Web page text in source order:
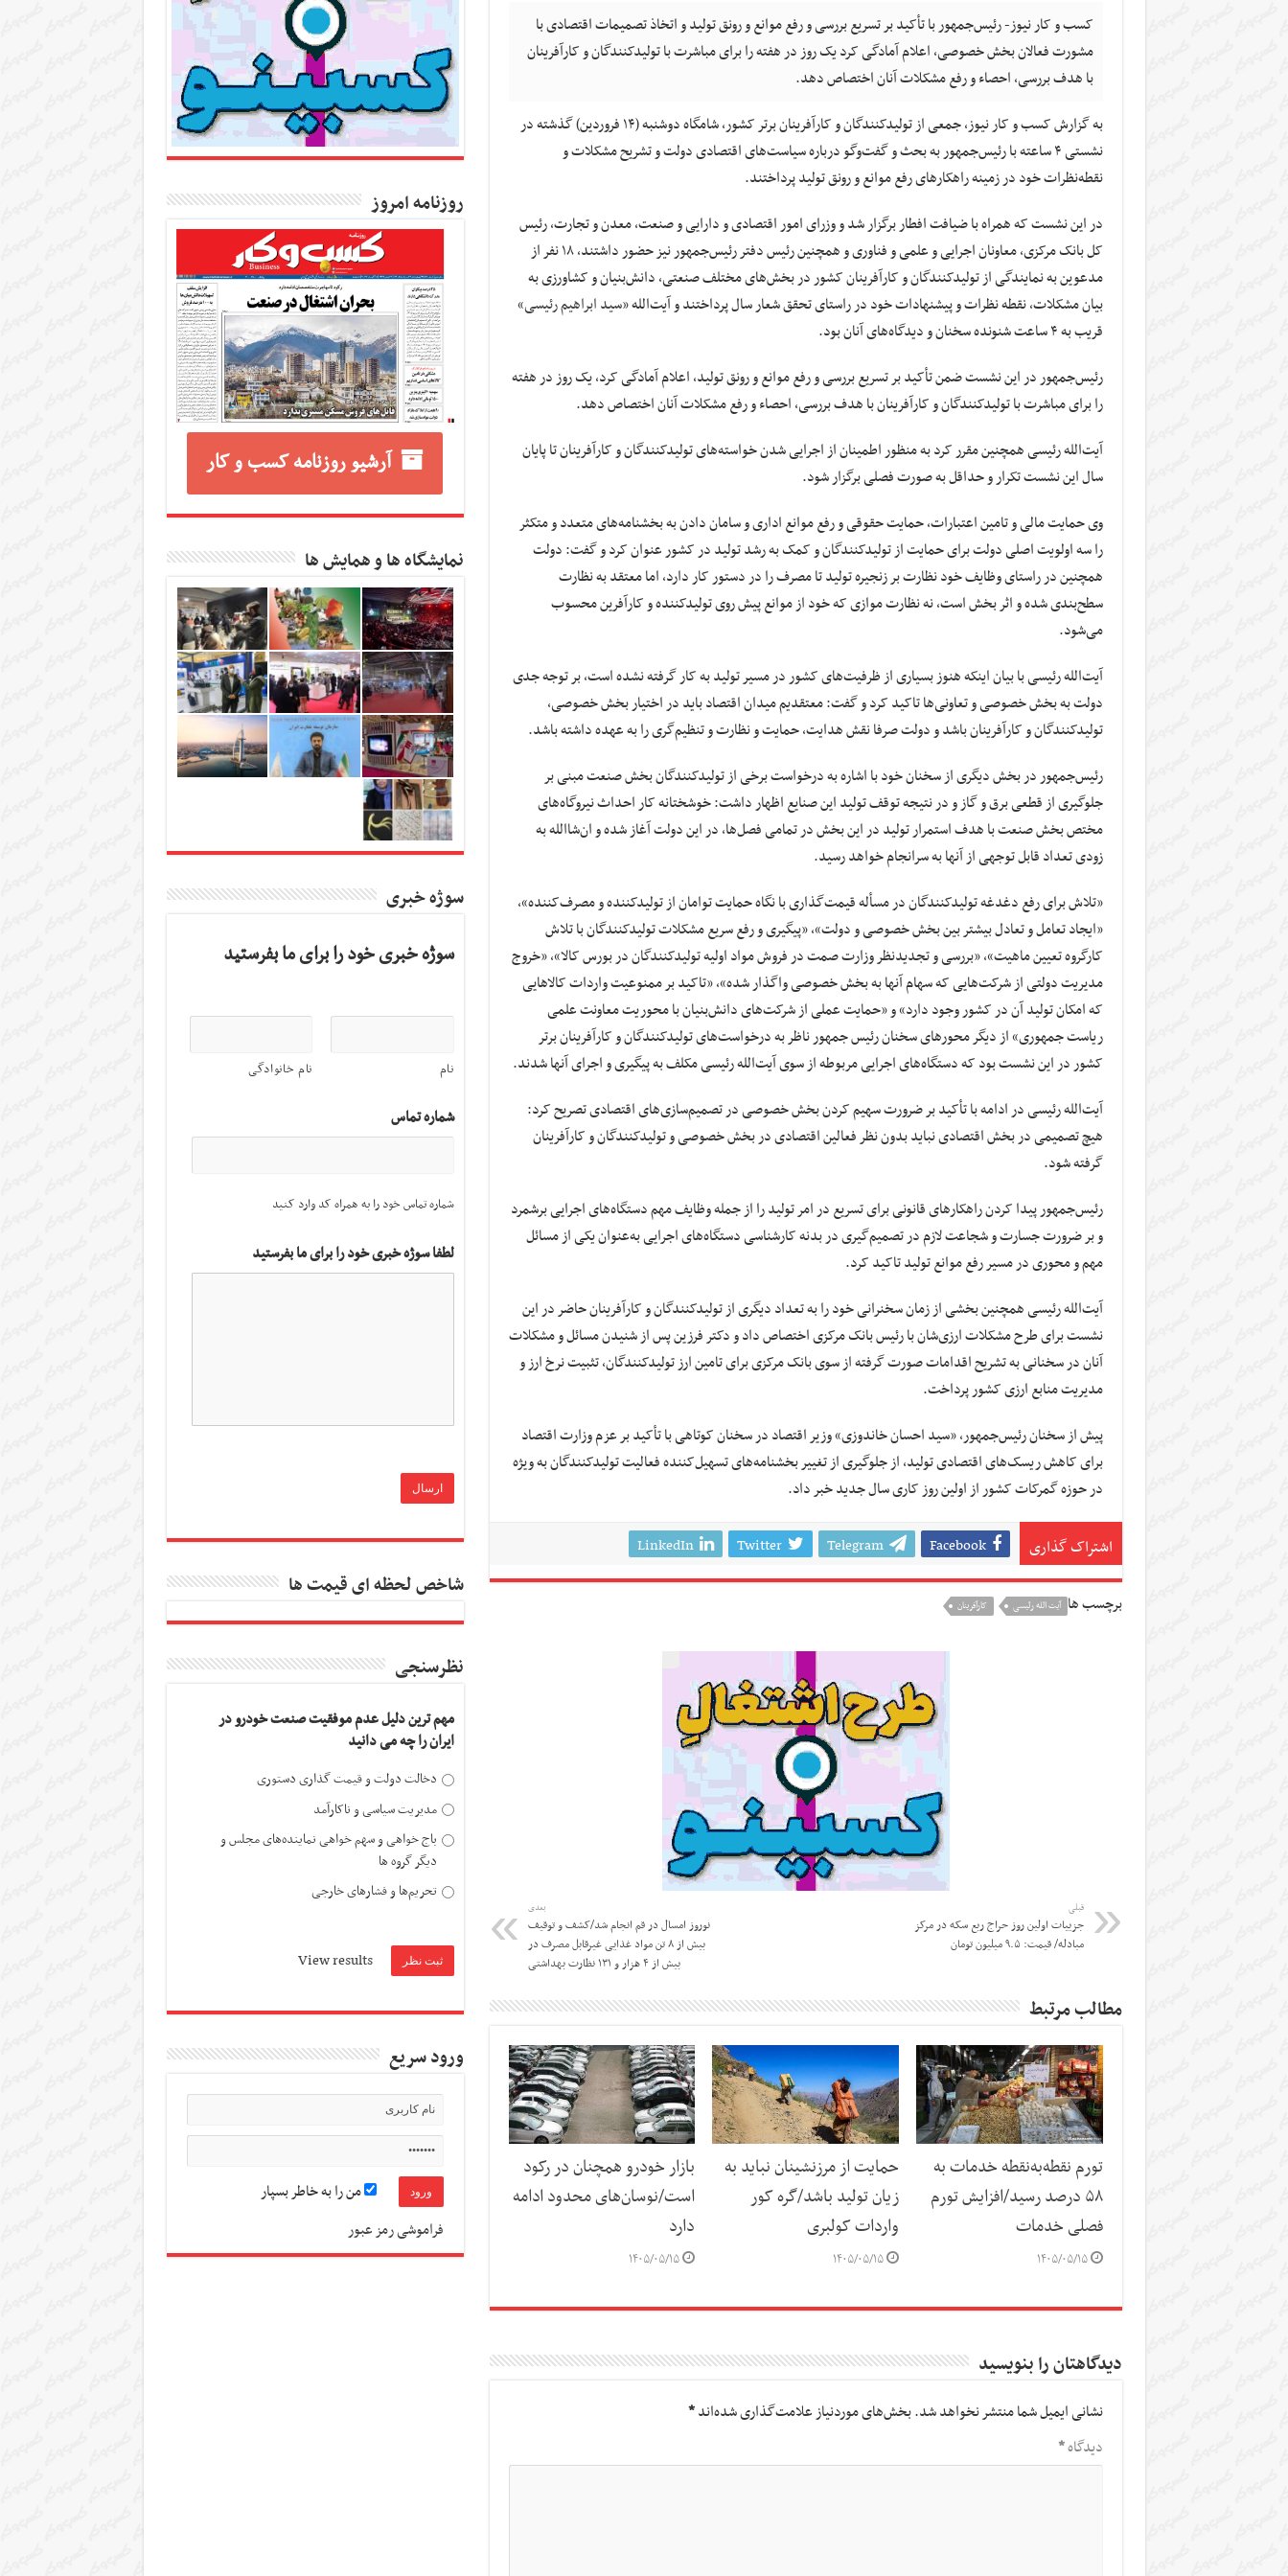
کسب و کار نیوز- رئیس‌جمهور با تأکید بر تسریع بررسی و رفع موانع و رونق تولید و اتخاذ تصمیمات اقتصادی با
مشورت فعالان بخش خصوصی، اعلام آمادگی کرد یک روز در هفته را برای مباشرت با تولیدکنندگان و کارآفرینان
با هدف بررسی، احصاء و رفع مشکلات آنان اختصاص دهد.
به گزارش کسب و کار نیوز، جمعی از تولیدکنندگان و کارآفرینان برتر کشور، شامگاه دوشنبه (۱۴ فروردین) گذشته در
نشستی ۴ ساعته با رئیس‌جمهور به بحث و گفت‌وگو درباره سیاست‌های اقتصادی دولت و تشریح مشکلات و
نقطه‌نظرات خود در زمینه راهکارهای رفع موانع و رونق تولید پرداختند.
در این نشست که همراه با ضیافت افطار برگزار شد و وزرای امور اقتصادی و دارایی و صنعت، معدن و تجارت، رئیس
کل بانک مرکزی، معاونان اجرایی و علمی و فناوری و همچنین رئیس دفتر رئیس‌جمهور نیز حضور داشتند، ۱۸ نفر از
مدعوین به نمایندگی از تولیدکنندگان و کارآفرینان کشور در بخش‌های مختلف صنعتی، دانش‌بنیان و کشاورزی به
بیان مشکلات، نقطه نظرات و پیشنهادات خود در راستای تحقق شعار سال پرداختند و آیت‌الله «سید ابراهیم رئیسی»
قریب به ۴ ساعت شنونده سخنان و دیدگاه‌های آنان بود.
رئیس‌جمهور در این نشست ضمن تأکید بر تسریع بررسی و رفع موانع و رونق تولید، اعلام آمادگی کرد، یک روز در هفته
را برای مباشرت با تولیدکنندگان و کارآفرینان با هدف بررسی، احصاء و رفع مشکلات آنان اختصاص دهد.
‌آیت‌الله رئیسی همچنین مقرر کرد به منظور اطمینان از اجرایی شدن خواسته‌های تولیدکنندگان و کارآفرینان تا پایان
سال این نشست تکرار و حداقل به صورت فصلی برگزار شود.
وی حمایت مالی و تامین اعتبارات، حمایت حقوقی و رفع موانع اداری و سامان دادن به بخشنامه‌های متعدد و متکثر
را سه اولویت اصلی دولت برای حمایت از تولیدکنندگان و کمک به رشد تولید در کشور عنوان کرد و گفت: دولت
همچنین در راستای وظایف خود نظارت بر زنجیره تولید تا مصرف را در دستور کار دارد، اما معتقد به نظارت
سطح‌بندی شده و اثر بخش است، نه نظارت موازی که خود از موانع پیش روی تولیدکننده و کارآفرین محسوب
می‌شود.
آیت‌الله رئیسی با بیان اینکه هنوز بسیاری از ظرفیت‌های کشور در مسیر تولید به کار گرفته نشده است، بر توجه جدی
دولت به بخش خصوصی و تعاونی‌ها تاکید کرد و گفت: معتقدیم میدان اقتصاد باید در اختیار بخش خصوصی،
تولیدکنندگان و کارآفرینان باشد و دولت صرفا نقش هدایت، حمایت و نظارت و تنظیم‌گری را به عهده داشته باشد.
رئیس‌جمهور در بخش دیگری از سخنان خود با اشاره به درخواست برخی از تولیدکنندگان بخش صنعت مبنی بر
جلوگیری از قطعی برق و گاز و در نتیجه توقف تولید این صنایع اظهار داشت: خوشختانه کار احداث نیروگاه‌های
مختص بخش صنعت با هدف استمرار تولید در این بخش در تمامی فصل‌ها، در این دولت آغاز شده و ان‌شاالله به
زودی تعداد قابل توجهی از آنها به سرانجام خواهد رسید.
«تلاش برای رفع دغدغه تولیدکنندگان در مسأله قیمت‌گذاری با نگاه حمایت توامان از تولیدکننده و مصرف‌کننده»،
«ایجاد تعامل و تعادل بیشتر بین بخش خصوصی و دولت»، «پیگیری و رفع سریع مشکلات تولیدکنندگان با تلاش
کارگروه تعیین ماهیت»، «بررسی و تجدیدنظر وزارت صمت در فروش مواد اولیه تولیدکنندگان در بورس کالا»، «خروج
مدیریت دولتی از شرکت‌هایی که سهام آنها به بخش خصوصی واگذار شده»، «تاکید بر ممنوعیت واردات کالاهایی
که امکان تولید آن در کشور وجود دارد» و «حمایت عملی از شرکت‌های دانش‌بنیان با محوریت معاونت علمی
ریاست جمهوری» از دیگر محورهای سخنان رئیس جمهور ناظر به درخواست‌های تولیدکنندگان و کارآفرینان برتر
کشور در این نشست بود که دستگاه‌های اجرایی مربوطه از سوی آیت‌الله رئیسی مکلف به پیگیری و اجرای آنها شدند.
‌آیت‌الله رئیسی در ادامه با تأکید بر ضرورت سهیم کردن بخش خصوصی در تصمیم‌سازی‌های اقتصادی تصریح کرد:
هیچ تصمیمی در بخش اقتصادی نباید بدون نظر فعالین اقتصادی در بخش خصوصی و تولیدکنندگان و کارآفرینان
گرفته شود.
رئیس‌جمهور پیدا کردن راهکارهای قانونی برای تسریع در امر تولید را از جمله وظایف مهم دستگاه‌های اجرایی برشمرد
و بر ضرورت جسارت و شجاعت لازم در تصمیم‌گیری در بدنه کارشناسی دستگاه‌های اجرایی به‌عنوان یکی از مسائل
مهم و محوری در مسیر رفع موانع تولید تاکید کرد.
آیت‌الله رئیسی همچنین بخشی از زمان سخنرانی خود را به تعداد دیگری از تولیدکنندگان و کارآفرینان حاضر در این
نشست برای طرح مشکلات ارزی‌شان با رئیس بانک مرکزی اختصاص داد و دکتر فرزین پس از شنیدن مسائل و مشکلات
آنان در سخنانی به تشریح اقدامات صورت گرفته از سوی بانک مرکزی برای تامین ارز تولیدکنندگان، تثبیت نرخ ارز و
مدیریت منابع ارزی کشور پرداخت.
پیش از سخنان رئیس‌جمهور، «سید احسان خاندوزی» وزیر اقتصاد در سخنان کوتاهی با تأکید بر عزم وزارت اقتصاد
برای کاهش ریسک‌های اقتصادی تولید، از جلوگیری از تغییر بخشنامه‌های تسهیل‌کننده فعالیت تولیدکنندگان به ویژه
در حوزه گمرکات کشور از اولین روز کاری سال جدید خبر داد.
اشتراک گذاری Facebook
Telegram
Twitter
LinkedIn
برچسب ها آیت الله رئیسی کارآفرینان
قبلی
جزییات اولین روز حراج ربع سکه در مرکز
مبادله/ قیمت: ۹.۵ میلیون تومان
بعدی
نوروز امسال در قم انجام شد/کشف و توقیف
بیش از ۸ تن مواد غذایی غیرقابل مصرف در
بیش از ۴ هزار و ۱۳۱ نظارت بهداشتی
مطالب مرتبط
تورم نقطه‌به‌نقطه خدمات به
۵۸ درصد رسید/افزایش تورم
فصلی خدمات
۱۴۰۵/۰۵/۱۵
حمایت از مرزنشینان نباید به
زیان تولید باشد/گره کور
واردات کولبری
۱۴۰۵/۰۵/۱۵
بازار خودرو همچنان در رکود
است/نوسان‌های محدود ادامه
دارد
۱۴۰۵/۰۵/۱۵
دیدگاهتان را بنویسید
نشانی ایمیل شما منتشر نخواهد شد.بخش‌های موردنیاز علامت‌گذاری شده‌اند*
دیدگاه*
روزنامه امروز
آرشیو روزنامه کسب و کار
نمایشگاه ها و همایش ها
سوژه خبری
سوژه خبری خود را برای ما بفرستید
نام نام خانوادگی
شماره تماس
شماره تماس خود را به همراه کد وارد کنید
لطفا سوژه خبری خود را برای ما بفرستید
شاخص لحظه ای قیمت ها
نظرسنجی
مهم ترین دلیل عدم موفقیت صنعت خودرو در
ایران را چه می دانید
دخالت دولت و قیمت گذاری دستوری
مدیریت سیاسی و ناکارآمد
باج خواهی و سهم خواهی نماینده‌های مجلس و
دیگر گروه ها
تحریم‌ها و فشارهای خارجی
View results
ورود سریع
من را به خاطر بسپار
فراموشی رمز عبور